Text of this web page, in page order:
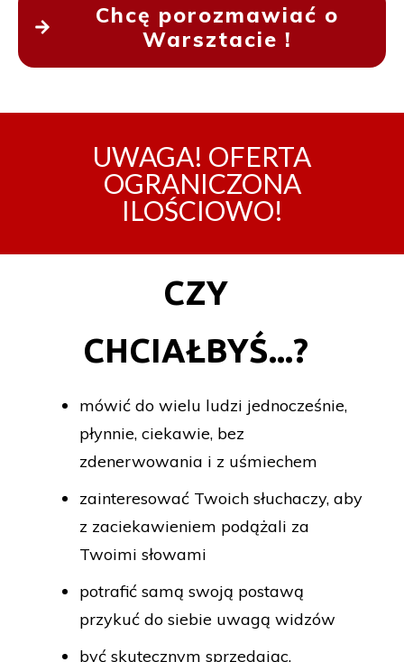
Chcę porozmawiać o
Warsztacie !
UWAGA! OFERTA
OGRANICZONA
ILOŚCIOWO!
CZY
CHCIAŁBYŚ...?
mówić do wielu ludzi jednocześnie,
płynnie, ciekawie, bez
zdenerwowania i z uśmiechem
zainteresować Twoich słuchaczy, aby
z zaciekawieniem podążali za
Twoimi słowami
potrafić samą swoją postawą
przykuć do siebie uwagą widzów
być skutecznym sprzedając,